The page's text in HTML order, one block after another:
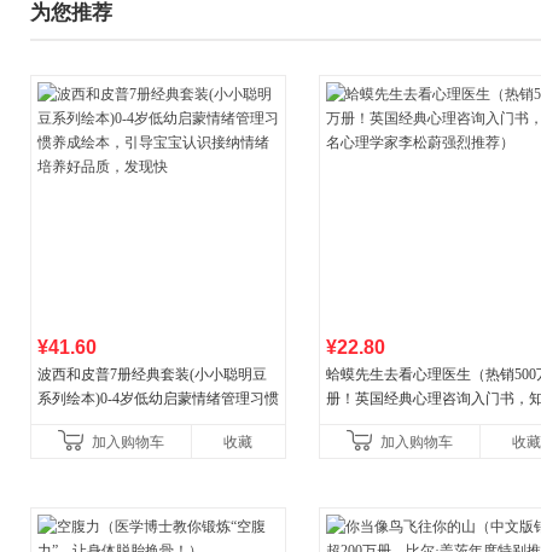
为您推荐
¥41.60
波西和皮普7册经典套装(小小聪明豆
系列绘本)0-4岁低幼启蒙情绪管理习惯
养好品质，发现快
加入购物车 收藏
¥22.80
蛤蟆先生去看心理医生（热销500
册！英国经典心理咨询入门书，
加入购物车
收藏